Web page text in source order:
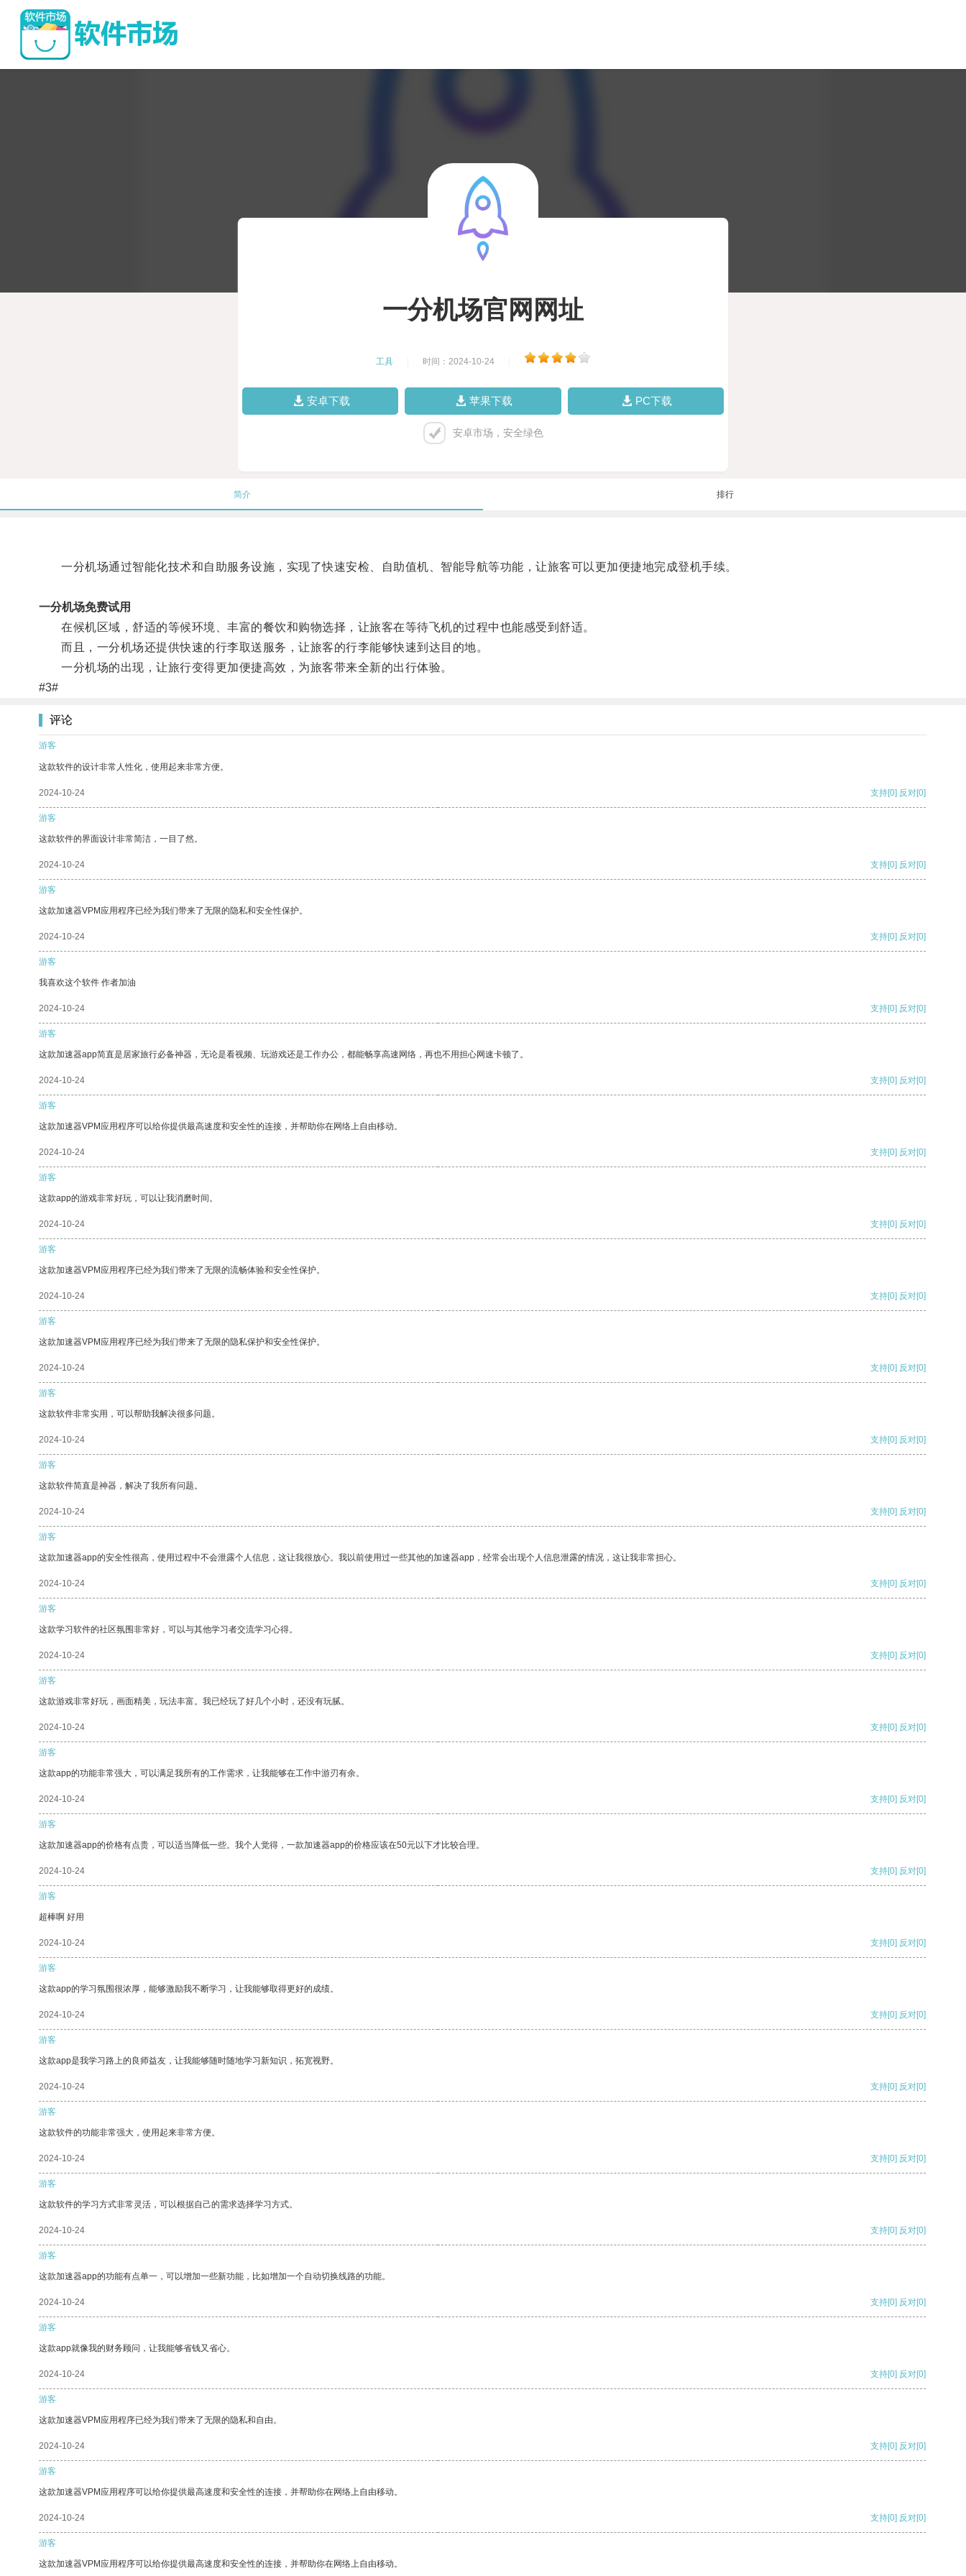
一分机场官网网址
工具 时间：2024-10-24
安卓下载 苹果下载 PC下载
安卓市场，安全绿色
简介 排行
一分机场通过智能化技术和自助服务设施，实现了快速安检、自助值机、智能导航等功能，让旅客可以更加便捷地完成登机手续。
一分机场免费试用
在候机区域，舒适的等候环境、丰富的餐饮和购物选择，让旅客在等待飞机的过程中也能感受到舒适。
而且，一分机场还提供快速的行李取送服务，让旅客的行李能够快速到达目的地。
一分机场的出现，让旅行变得更加便捷高效，为旅客带来全新的出行体验。
#3#
评论
游客
这款软件的设计非常人性化，使用起来非常方便。
2024-10-24 支持[0] 反对[0]
游客
这款软件的界面设计非常简洁，一目了然。
2024-10-24 支持[0] 反对[0]
游客
这款加速器VPM应用程序已经为我们带来了无限的隐私和安全性保护。
2024-10-24 支持[0] 反对[0]
游客
我喜欢这个软件 作者加油
2024-10-24 支持[0] 反对[0]
游客
这款加速器app简直是居家旅行必备神器，无论是看视频、玩游戏还是工作办公，都能畅享高速网络，再也不用担心网速卡顿了。
2024-10-24 支持[0] 反对[0]
游客
这款加速器VPM应用程序可以给你提供最高速度和安全性的连接，并帮助你在网络上自由移动。
2024-10-24 支持[0] 反对[0]
游客
这款app的游戏非常好玩，可以让我消磨时间。
2024-10-24 支持[0] 反对[0]
游客
这款加速器VPM应用程序已经为我们带来了无限的流畅体验和安全性保护。
2024-10-24 支持[0] 反对[0]
游客
这款加速器VPM应用程序已经为我们带来了无限的隐私保护和安全性保护。
2024-10-24 支持[0] 反对[0]
游客
这款软件非常实用，可以帮助我解决很多问题。
2024-10-24 支持[0] 反对[0]
游客
这款软件简直是神器，解决了我所有问题。
2024-10-24 支持[0] 反对[0]
游客
这款加速器app的安全性很高，使用过程中不会泄露个人信息，这让我很放心。我以前使用过一些其他的加速器app，经常会出现个人信息泄露的情况，这让我非常担心。
2024-10-24 支持[0] 反对[0]
游客
这款学习软件的社区氛围非常好，可以与其他学习者交流学习心得。
2024-10-24 支持[0] 反对[0]
游客
这款游戏非常好玩，画面精美，玩法丰富。我已经玩了好几个小时，还没有玩腻。
2024-10-24 支持[0] 反对[0]
游客
这款app的功能非常强大，可以满足我所有的工作需求，让我能够在工作中游刃有余。
2024-10-24 支持[0] 反对[0]
游客
这款加速器app的价格有点贵，可以适当降低一些。我个人觉得，一款加速器app的价格应该在50元以下才比较合理。
2024-10-24 支持[0] 反对[0]
游客
超棒啊 好用
2024-10-24 支持[0] 反对[0]
游客
这款app的学习氛围很浓厚，能够激励我不断学习，让我能够取得更好的成绩。
2024-10-24 支持[0] 反对[0]
游客
这款app是我学习路上的良师益友，让我能够随时随地学习新知识，拓宽视野。
2024-10-24 支持[0] 反对[0]
游客
这款软件的功能非常强大，使用起来非常方便。
2024-10-24 支持[0] 反对[0]
游客
这款软件的学习方式非常灵活，可以根据自己的需求选择学习方式。
2024-10-24 支持[0] 反对[0]
游客
这款加速器app的功能有点单一，可以增加一些新功能，比如增加一个自动切换线路的功能。
2024-10-24 支持[0] 反对[0]
游客
这款app就像我的财务顾问，让我能够省钱又省心。
2024-10-24 支持[0] 反对[0]
游客
这款加速器VPM应用程序已经为我们带来了无限的隐私和自由。
2024-10-24 支持[0] 反对[0]
游客
这款加速器VPM应用程序可以给你提供最高速度和安全性的连接，并帮助你在网络上自由移动。
2024-10-24 支持[0] 反对[0]
游客
这款加速器VPM应用程序可以给你提供最高速度和安全性的连接，并帮助你在网络上自由移动。